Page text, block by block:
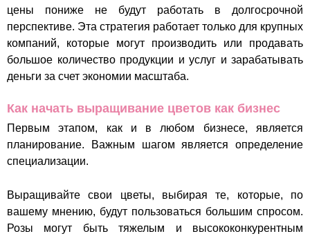
цены пониже не будут работать в долгосрочной
перспективе. Эта стратегия работает только для крупных
компаний, которые могут производить или продавать
большое количество продукции и услуг и зарабатывать
деньги за счет экономии масштаба.
Как начать выращивание цветов как бизнес
Первым этапом, как и в любом бизнесе, является
планирование. Важным шагом является определение
специализации.
Выращивайте свои цветы, выбирая те, которые, по
вашему мнению, будут пользоваться большим спросом.
Розы могут быть тяжелым и высококонкурентным